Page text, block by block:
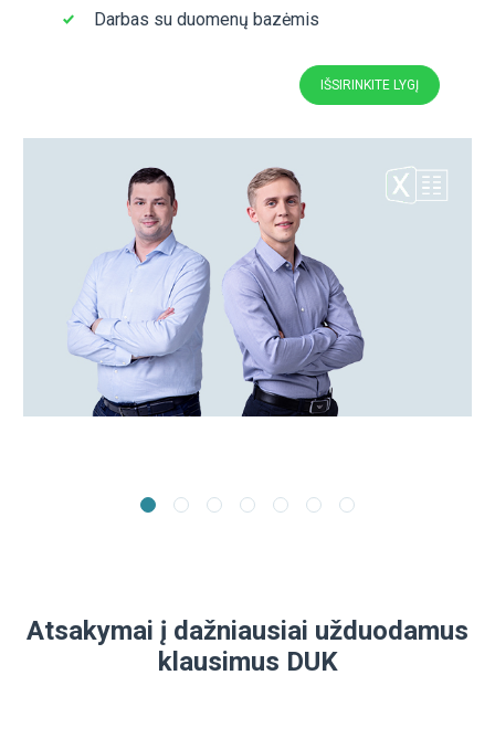
Parsisiųsti
Atsakymai į dažniausiai užduodamus
klausimus DUK